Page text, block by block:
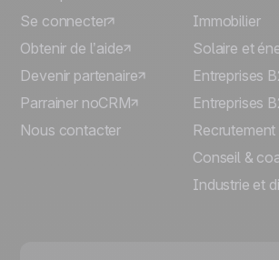
Se connecter
Obtenir de l’aide
Devenir partenaire
Parrainer noCRM
Nous contacter
Immobilier
Solaire et
Entreprises
Entreprises
Recrutement
Conseil &
Industrie et